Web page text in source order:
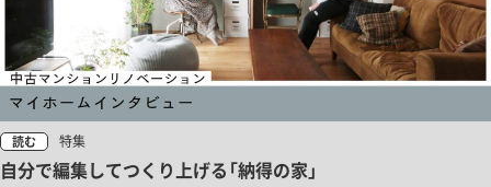
読む 特集
自分で編集してつくり上げる「納得の家」